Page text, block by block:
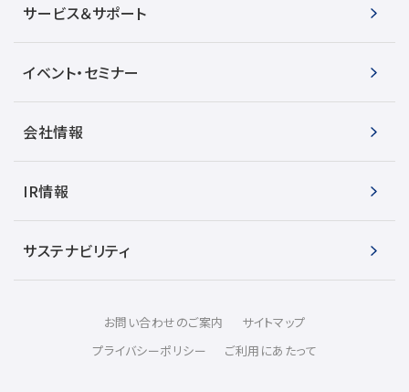
サービス＆サポート
イベント・セミナー
会社情報
IR情報
サステナビリティ
お問い合わせのご案内
サイトマップ
プライバシーポリシー
ご利用にあたって